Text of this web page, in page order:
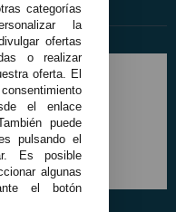
categorías
la
ofertas
o realizar
oferta. El
el enlace
puede
pulsando el
Es posible
algunas
el botón